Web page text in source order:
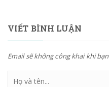
VIẾT BÌNH LUẬN
Email sẽ không công khai khi